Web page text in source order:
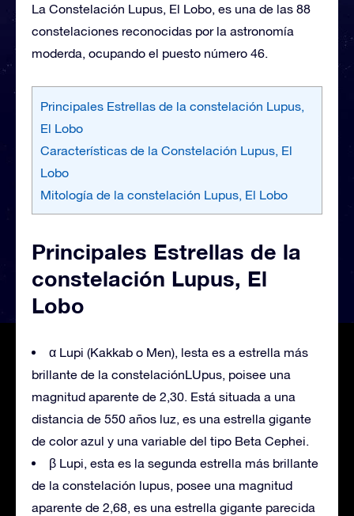
La Constelación Lupus, El Lobo, es una de las 88
constelaciones reconocidas por la astronomía
moderda, ocupando el puesto número 46.
Principales Estrellas de la constelación Lupus,
El Lobo
Características de la Constelación Lupus, El
Lobo
Mitología de la constelación Lupus, El Lobo
Principales Estrellas de la
constelación Lupus, El
Lobo
α Lupi (Kakkab o Men), lesta es a estrella más
brillante de la constelaciónLUpus, poisee una
magnitud aparente de 2,30. Está situada a una
distancia de 550 años luz, es una estrella gigante
de color azul y una variable del tipo Beta Cephei.
β Lupi, esta es la segunda estrella más brillante
de la constelación lupus, posee una magnitud
aparente de 2,68, es una estrella gigante parecida